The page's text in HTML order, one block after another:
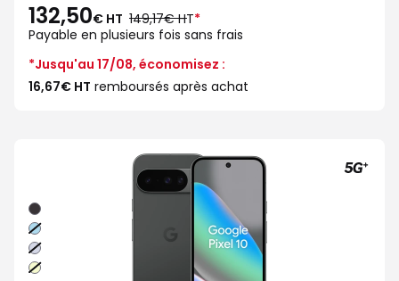
132,50€ HT au
lieu
de
149,17€ HT*
Payable en plusieurs fois sans frais
*Jusqu'au 17/08, économisez :
16,67€ HT remboursés après achat
Noir
Bleu
Iris
Lime